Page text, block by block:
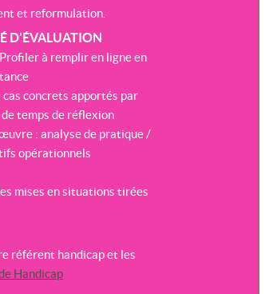
et reformulation.
D'ÉVALUATION
à remplir en ligne en
concrets apportés par
temps de réflexion
: analyse de pratique /
opérationnels
mises en situations tirées
référent handicap et les
Handicap